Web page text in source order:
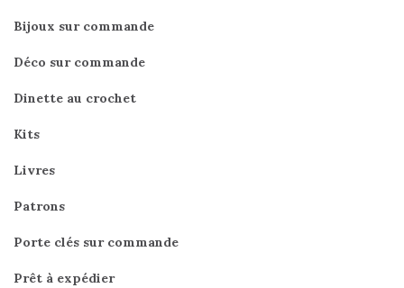
Bijoux sur commande
Déco sur commande
Dinette au crochet
Kits
Livres
Patrons
Porte clés sur commande
Prêt à expédier